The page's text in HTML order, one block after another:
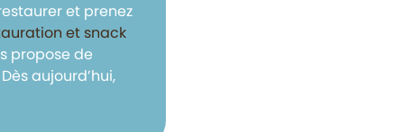
et prenez
et snack
propose de
aujourd’hui,